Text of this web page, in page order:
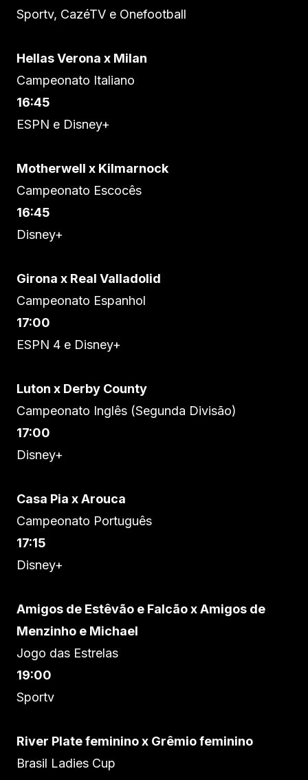
Sportv, CazéTV e Onefootball
Hellas Verona x Milan
Campeonato Italiano
16:45
ESPN e Disney+
Motherwell x Kilmarnock
Campeonato Escocês
16:45
Disney+
Girona x Real Valladolid
Campeonato Espanhol
17:00
ESPN 4 e Disney+
Luton x Derby County
Campeonato Inglês (Segunda Divisão)
17:00
Disney+
Casa Pia x Arouca
Campeonato Português
17:15
Disney+
Amigos de Estêvão e Falcão x Amigos de
Menzinho e Michael
Jogo das Estrelas
19:00
Sportv
River Plate feminino x Grêmio feminino
Brasil Ladies Cup